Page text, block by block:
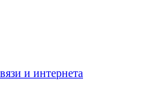
и интернета